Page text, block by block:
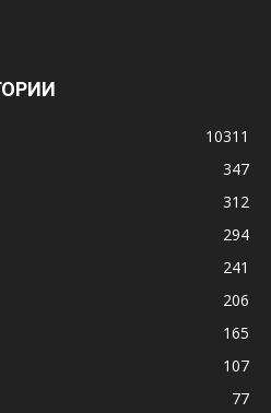
10311
347
312
294
241
206
165
107
77